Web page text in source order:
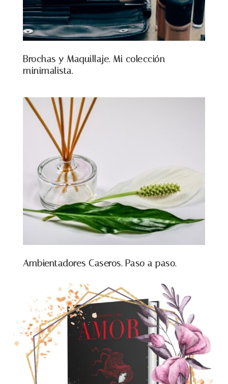
Brochas y Maquillaje. Mi colección
minimalista.
Ambientadores Caseros. Paso a paso.